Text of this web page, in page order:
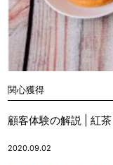
関心獲得
顧客体験の解説 | 紅
2020.09.02